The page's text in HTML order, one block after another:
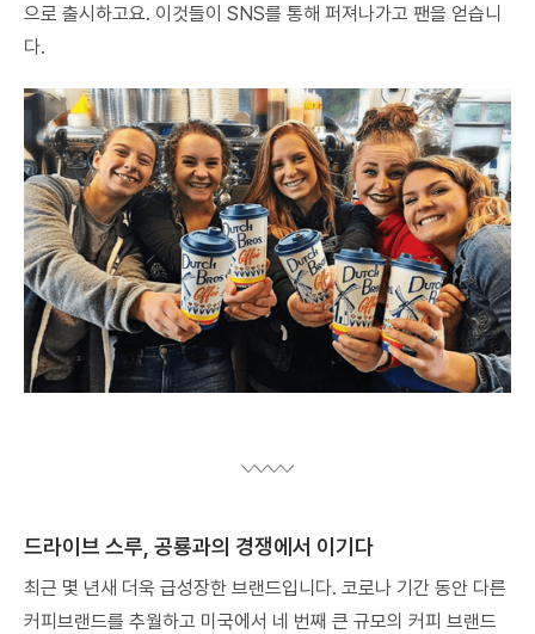
으로 출시하고요. 이것들이 SNS를 통해 퍼져나가고 팬을 얻습니
다.
드라이브 스루, 공룡과의 경쟁에서 이기다
최근 몇 년새 더욱 급성장한 브랜드입니다. 코로나 기간 동안 다른
커피브랜드를 추월하고 미국에서 네 번째 큰 규모의 커피 브랜드